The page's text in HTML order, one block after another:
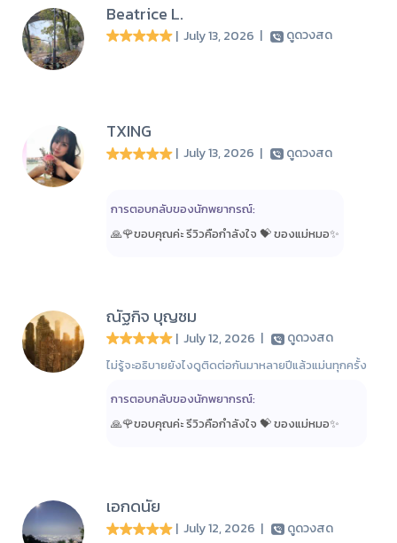
Beatrice L.
| July 13, 2026 | ดูดวงสด
TXING
| July 13, 2026 | ดูดวงสด
การตอบกลับของนักพยากรณ์:
🙏🌹ขอบคุณค่ะ รีวิวคือกำลังใจ 💝 ของแม่หมอ✨️
ณัฐกิจ บุญชม
| July 12, 2026 | ดูดวงสด
ไม่รู้จะอธิบายยังไงดูติดต่อกันมาหลายปีแล้วแม่นทุกครั้ง
การตอบกลับของนักพยากรณ์:
🙏🌹ขอบคุณค่ะ รีวิวคือกำลังใจ 💝 ของแม่หมอ✨️
เอกดนัย
| July 12, 2026 | ดูดวงสด